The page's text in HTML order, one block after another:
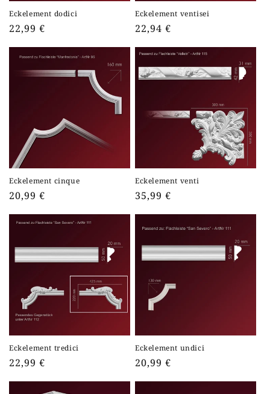
Eckelement dodici
Normaler
22,99 €
Eckelement ventisei
Normaler
22,94 €
Eckelement cinque
Normaler
20,99 €
Eckelement venti
Normaler
35,99 €
Eckelement tredici
Normaler
22,99 €
Eckelement undici
Normaler
20,99 €